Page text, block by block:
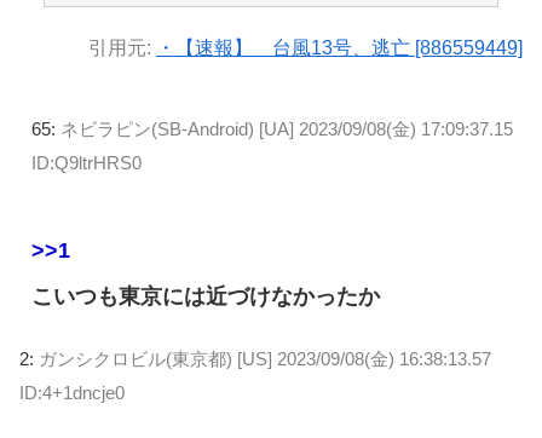
引用元: ・【速報】 台風13号、逃亡 [886559449]
65: ネビラピン(SB-Android) [UA] 2023/09/08(金) 17:09:37.15
ID:Q9ltrHRS0
>>1
こいつも東京には近づけなかったか
2: ガンシクロビル(東京都) [US] 2023/09/08(金) 16:38:13.57
ID:4+1dncje0